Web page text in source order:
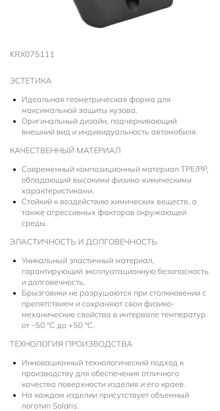
KRX075111
ЭСТЕТИКА
Идеальная геометрическая форма для
максимальной защиты кузова.
Оригинальный дизайн, подчеркивающий
внешний вид и индивидуальность автомобиля.
КАЧЕСТВЕННЫЙ МАТЕРИАЛ
Современный композиционный материал TPE/PP,
обладающий высокими физико-химическими
характеристиками.
Стойкий к воздействию химических веществ, а
также агрессивных факторов окружающей
среды.
ЭЛАСТИЧНОСТЬ И ДОЛГОВЕЧНОСТЬ
Уникальный эластичный материал,
гарантирующий эксплуатационную безопасность
и долговечность.
Брызговики не разрушаются при столкновении с
препятствием и сохраняют свои физико-
механические свойства в интервале температур
от –50 ºC до +50 ºС.
ТЕХНОЛОГИЯ ПРОИЗВОДСТВА
Инновационный технологический подход к
производству для обеспечения отличного
качества поверхности изделия и его краев.
На каждом изделии присутствует объемный
логотип Solaris.